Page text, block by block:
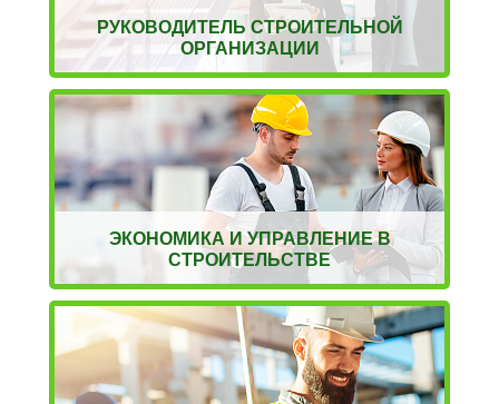
РУКОВОДИТЕЛЬ СТРОИТЕЛЬНОЙ
ОРГАНИЗАЦИИ
ЭКОНОМИКА И УПРАВЛЕНИЕ В
СТРОИТЕЛЬСТВЕ